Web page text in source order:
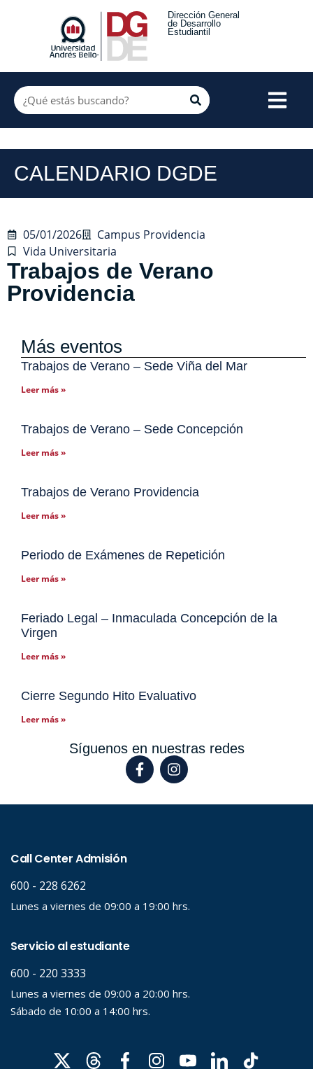
Dirección General
de Desarrollo
Estudiantil
CALENDARIO DGDE
05/01/2026
Campus Providencia
Vida Universitaria
Trabajos de Verano
Providencia
Más eventos
Trabajos de Verano – Sede Viña del Mar
Leer más »
Trabajos de Verano – Sede Concepción
Leer más »
Trabajos de Verano Providencia
Leer más »
Periodo de Exámenes de Repetición
Leer más »
Feriado Legal – Inmaculada Concepción de la
Virgen
Leer más »
Cierre Segundo Hito Evaluativo
Leer más »
Síguenos en nuestras redes